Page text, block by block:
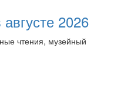
2026
чтения, музейный